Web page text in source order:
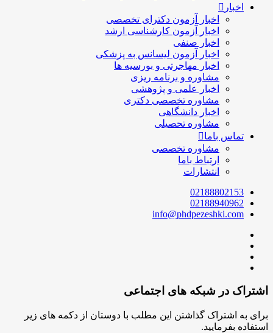
اخبار
اخبار آزمون دکترای تخصصی
اخبار آزمون کارشناسی ارشد
اخبار صنفی
اخبار آزمون لیسانس به پزشکی
اخبار مهاجرتی و بورسیه ها
مشاوره و برنامه ریزی
اخبار علمی و پژوهشی
مشاوره تخصصی دکتری
اخبار دانشگاهی
مشاوره تحصیلی
تماس باما
مشاوره تخصصی
ارتباط باما
انتشارات
02188802153
02188940962
info@phdpezeshki.com
اشتراک در شبکه های اجتماعی
برای به اشتراک گذاشتن این مطلب با دوستان از دکمه های زیر
استفاده بفرمایید.